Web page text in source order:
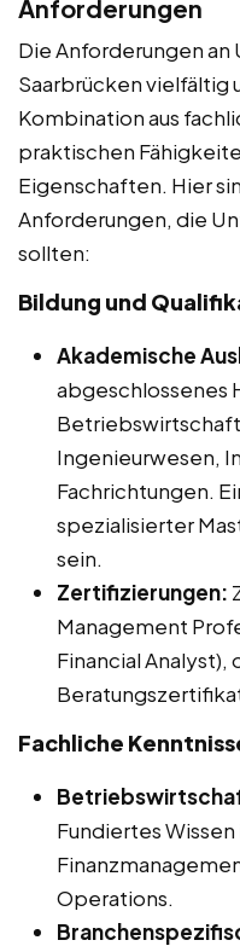
Anforderungen
Die Anforderungen
Saarbrücken vielfältig
Kombination aus
praktischen
Eigenschaften. Hier
Anforderungen, die
sollten:
Bildung und
Akademische
abgeschlossenes
Ingenieurwesen,
Fachrichtungen.
spezialisierter
sein.
Zertifizierungen:
Management
Financial
Fachliche
Fundiertes
Operations.